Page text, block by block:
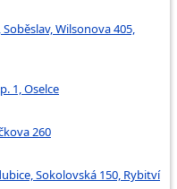
Wilsonova 405,
1, Oselce
260
Sokolovská 150, Rybitví